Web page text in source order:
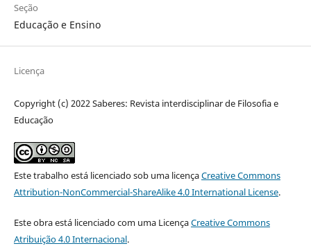
Seção
Educação e Ensino
Licença
Copyright (c) 2022 Saberes: Revista interdisciplinar de Filosofia e
Educação
Este trabalho está licenciado sob uma licençaCreative Commons
Attribution-NonCommercial-ShareAlike 4.0 International License.
Este obra está licenciado com uma LicençaCreative Commons
Atribuição 4.0 Internacional.